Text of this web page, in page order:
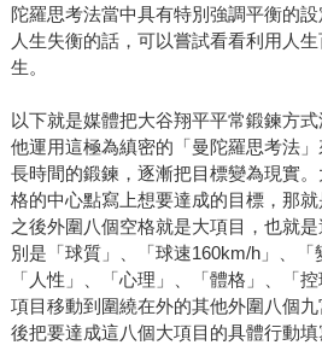
陀羅思考法當中具有特別強調平衡的
人生失衡的話，可以嘗試看看利用人
生。
以下就是媒體把大谷翔平平常鍛鍊方
他運用這極為縝密的「曼陀羅思考法
長時間的鍛鍊，逐漸把目標變為現實
格的中心點寫上想要達成的目標，那就
之後外圍八個空格就是大項目，也就
別是「球質」、「球速160km/h」、「
「人性」、「心理」、「體格」、「
項目移動到圍繞在外的其他外圍八個
後把要達成這八個大項目的具體行動